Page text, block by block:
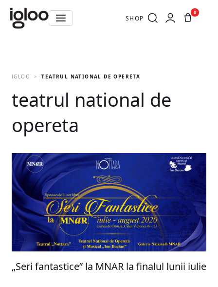
SHOP
0
IGLOO TEATRUL NATIONAL DE OPERETA
teatrul national de
opereta
„Seri fantastice” la MNAR la finalul lunii iulie